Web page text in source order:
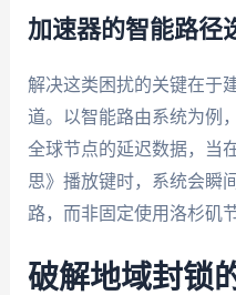
加速器的智能路径
解决这类困扰的关键在于
道。以智能路由系统为例
全球节点的延迟数据，当
思》播放键时，系统会瞬
路，而非固定使用洛杉矶节
破解地域封锁